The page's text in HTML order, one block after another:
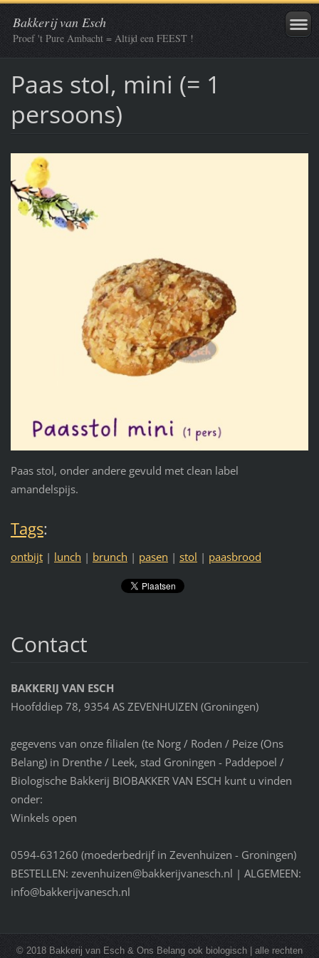
Bakkerij van Esch
Proef 't Pure Ambacht = Altijd een FEEST !
Paas stol, mini (= 1
persoons)
Paas stol, onder andere gevuld met clean label
amandelspijs.
Tags:
ontbijt | lunch | brunch | pasen | stol | paasbrood
Contact
BAKKERIJ VAN ESCH
Hoofddiep 78, 9354 AS ZEVENHUIZEN (Groningen)
gegevens van onze filialen (te Norg / Roden / Peize (Ons
Belang) in Drenthe / Leek, stad Groningen - Paddepoel /
Biologische Bakkerij BIOBAKKER VAN ESCH kunt u vinden
onder:
Winkels open
0594-631260 (moederbedrijf in Zevenhuizen - Groningen)
BESTELLEN: zevenhuizen@bakkerijvanesch.nl | ALGEMEEN:
info@bakkerijvanesch.nl
© 2018 Bakkerij van Esch & Ons Belang ook biologisch | alle rechten